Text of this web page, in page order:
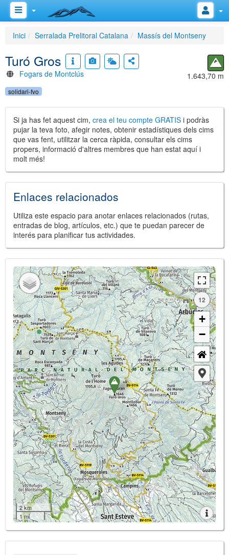
Inici Serralada Prelitoral Catalana Massís del Montseny
Turó Gros
Fogars de Montclús 1.643,70 m
solidari-fvo
Si ja has fet aquest cim, crea el teu compte GRATIS i podràs
pujar la teva foto, afegir notes, obtenir estadístiques dels cims
que vas fent, utilitzar la cerca ràpida, consultar els cims
propers, informació d'altres membres que han estat aquí i
molt més!
Enlaces relacionados
Utiliza este espacio para anotar enlaces relacionados (rutas,
entradas de blog, artículos, etc.) que te puedan parecer de
interés para planificar tus actividades.
12
+
−
2 km
1 mi